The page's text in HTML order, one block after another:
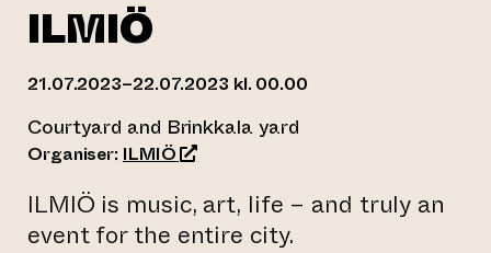
ILMIÖ
21.07.2023–22.07.2023 kl. 00.00
Courtyard and Brinkkala yard
Organiser: ILMIÖ(opens an external website)
ILMIÖ is music, art, life – and truly an
event for the entire city.